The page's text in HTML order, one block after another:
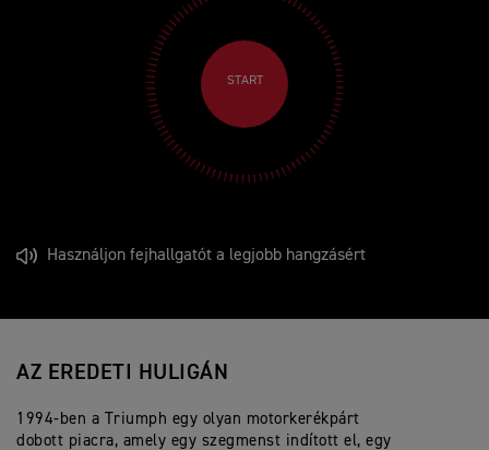
START
Használjon fejhallgatót a legjobb hangzásért
AZ EREDETI HULIGÁN
1994-ben a Triumph egy olyan motorkerékpárt
dobott piacra, amely egy szegmenst indított el, egy